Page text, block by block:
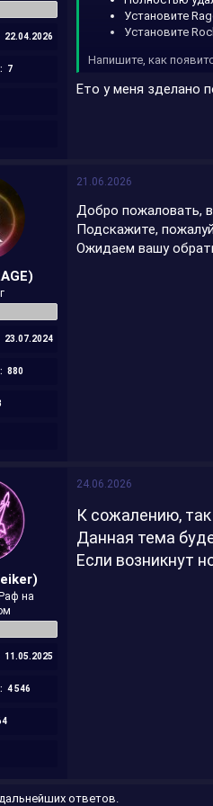
22.04.2026
7
Установите
Установите
Напишите, как
Ето у меня зделано
23.07.2024
880
21.06.2026
Добро пожаловать,
Подскажите,
Ожидаем вашу
на
11.05.2025
4 546
24.06.2026
К сожалению, так
Данная тема
Если возникнут
ответов.